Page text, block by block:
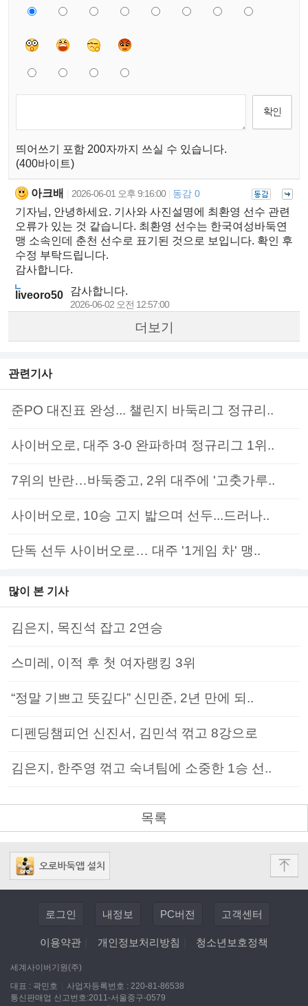
띄어쓰기 포함 200자까지 쓰실 수 있습니다.
(400바이트)
아크배 2026-06-01 오후 9:16:00 동감 0
기자님, 안녕하세요. 기사와 사진설명에 최환영 선수 관련
오류가 있는 것 같습니다. 최환영 선수는 한국여성바둑연
맹 소속인데 춘천 선수로 표기된 것으로 보입니다. 확인 후
수정 부탁드립니다.
감사합니다.
liveoro50 감사합니다.
2026-06-02 오전 12:57:00
더보기
관련기사
준PO 대진표 완성... 챌린지 바둑리그 정규리..
사이버오로, 대주 3-0 완파하며 정규리그 1위..
7위의 반란…바둑중고, 2위 대주에 '고춧가루..
사이버오로, 10승 고지 밟으며 선두...드러나..
단독 선두 사이버오로… 대주 '1게임 차' 맹..
많이 본 기사
김은지, 목진석 잡고 2연승
스미레, 이적 후 첫 여자랭킹 3위
“정말 기쁘고 뜻깊다” 신민준, 2년 만에 되..
디펜딩챔피언 신진서, 김민석 꺾고 8강으로
김은지, 한주영 꺾고 숙녀팀에 소중한 1승 선..
목록
로그인 내정보 PC버전 고객센터
이용약관 개인정보처리방침 청소년보호정책
세계사이버기원(주)
대표 : 곽민호
사업자등록번호 : 220-81-86538
통신판매업 신고번호:2011-서울중구-0579